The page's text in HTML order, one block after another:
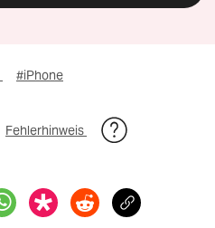
#iPhone
Fehlerhinweis